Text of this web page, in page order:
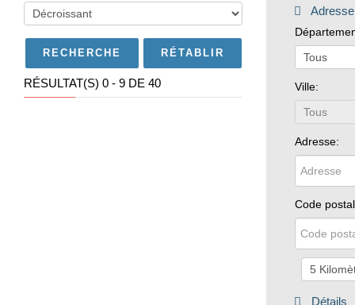
Adresse
Ville:
Adresse:
Code
Détails
RÉTABLIR
RÉSULTAT(S) 0 - 9 DE 40